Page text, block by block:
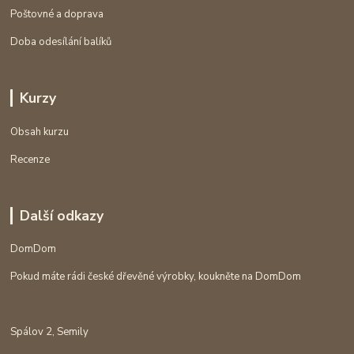
Poštovné a doprava
Doba odesílání balíků
Kurzy
Obsah kurzu
Recenze
Další odkazy
DomDom
Pokud máte rádi české dřevěné výrobky, koukněte na DomDom
Spálov 2, Semily